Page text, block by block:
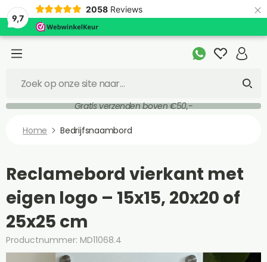
9,7
2058 Reviews ×
Gratis verzenden boven €50,-
Home Bedrijfsnaambord
Reclamebord vierkant met
eigen logo – 15x15, 20x20 of
25x25 cm
Productnummer: MD11068.4